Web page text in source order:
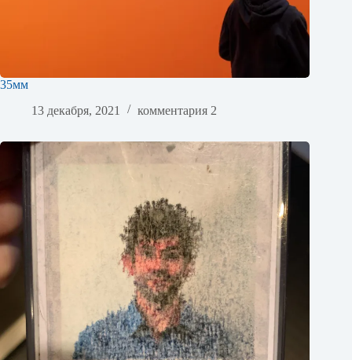
35мм
13 декабря, 2021
комментария 2